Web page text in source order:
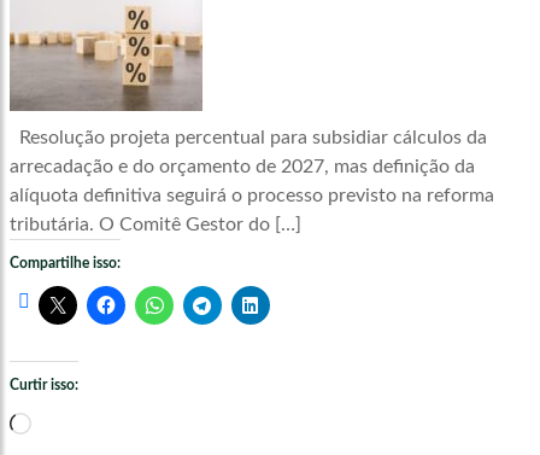
Resolução projeta percentual para subsidiar cálculos da
arrecadação e do orçamento de 2027, mas definição da
alíquota definitiva seguirá o processo previsto na reforma
tributária. O Comitê Gestor do […]
Compartilhe isso:
Curtir isso:
Carregando...